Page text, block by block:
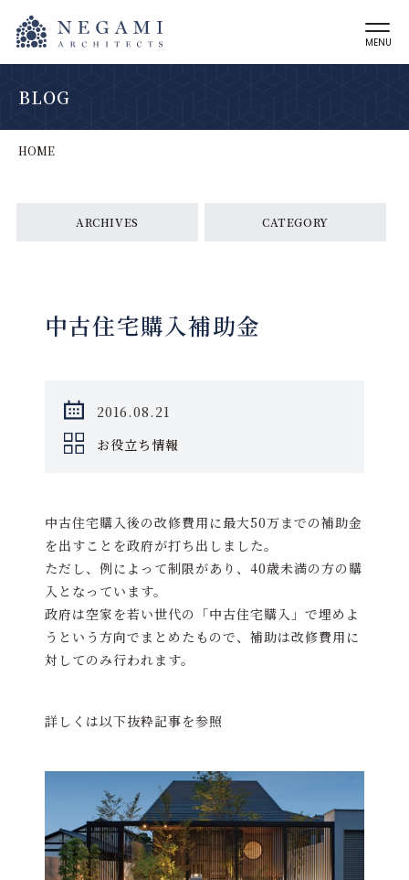
MENU
BLOG
HOME
ARCHIVES CATEGORY
中古住宅購入補助金
2016.08.21
お役立ち情報
中古住宅購入後の改修費用に最大50万までの補助金
を出すことを政府が打ち出しました。
ただし、例によって制限があり、40歳未満の方の購
入となっています。
政府は空家を若い世代の「中古住宅購入」で埋めよ
うという方向でまとめたもので、補助は改修費用に
対してのみ行われます。
詳しくは以下抜粋記事を参照